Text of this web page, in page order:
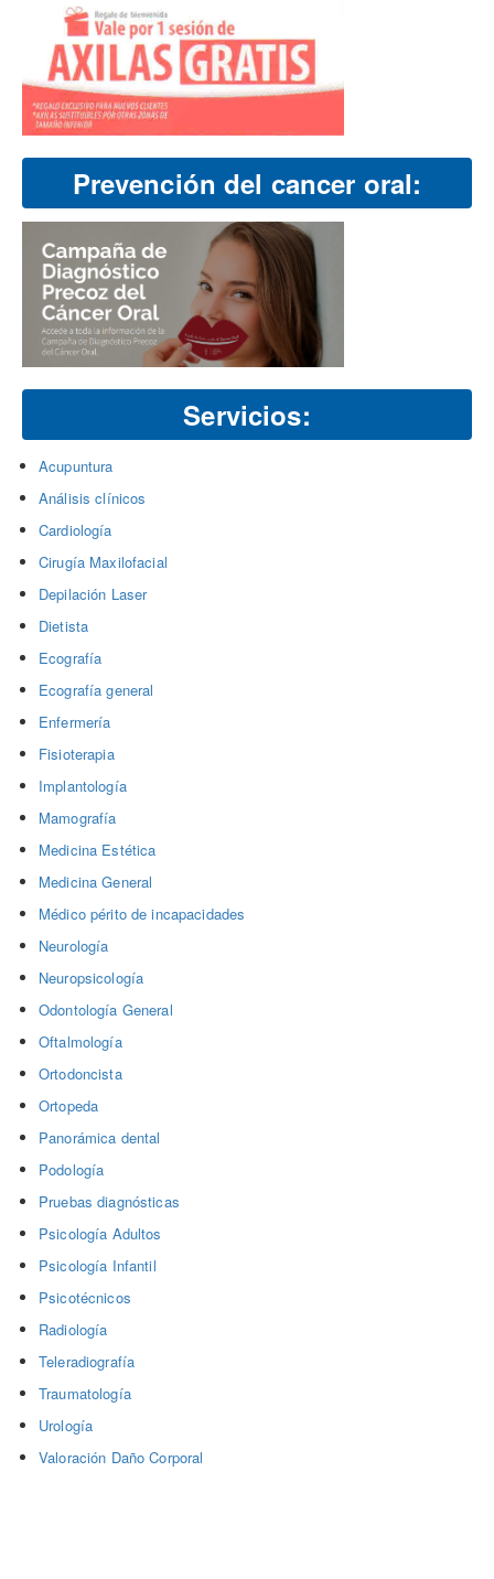
Prevención del cancer oral:
Servicios:
Acupuntura
Análisis clínicos
Cardiología
Cirugía Maxilofacial
Depilación Laser
Dietista
Ecografía
Ecografía general
Enfermería
Fisioterapia
Implantología
Mamografía
Medicina Estética
Medicina General
Médico périto de incapacidades
Neurología
Neuropsicología
Odontología General
Oftalmología
Ortodoncista
Ortopeda
Panorámica dental
Podología
Pruebas diagnósticas
Psicología Adultos
Psicología Infantil
Psicotécnicos
Radiología
Teleradiografía
Traumatología
Urología
Valoración Daño Corporal